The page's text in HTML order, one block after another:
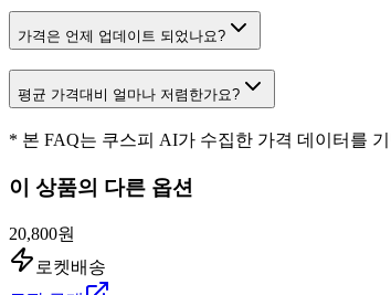
가격은 언제 업데이트 되었나요?
평균 가격대비 얼마나 저렴한가요?
* 본 FAQ는 쿠스피 AI가 수집한 가격 데이터를
이 상품의 다른 옵션
20,800원
로켓배송